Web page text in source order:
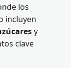
los
incluyen
y
clave